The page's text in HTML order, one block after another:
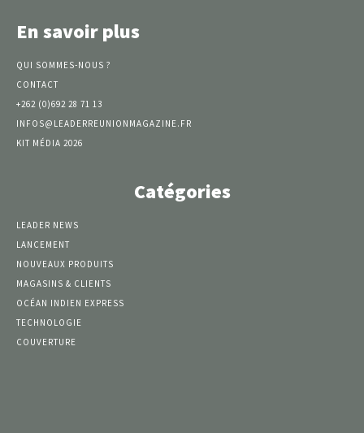
En savoir plus
QUI SOMMES-NOUS ?
CONTACT
+262 (0)692 28 71 13
INFOS@LEADERREUNIONMAGAZINE.FR
KIT MÉDIA 2026
Catégories
LEADER NEWS
LANCEMENT
NOUVEAUX PRODUITS
MAGASINS & CLIENTS
OCÉAN INDIEN EXPRESS
TECHNOLOGIE
COUVERTURE